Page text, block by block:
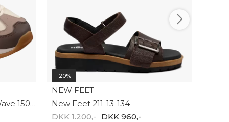
Skechers D'Lites Vintage Wave 150725 NTBR
-20%
NEW FEET
New Feet 211-13-134
DKK 1.200,- DKK 960,-